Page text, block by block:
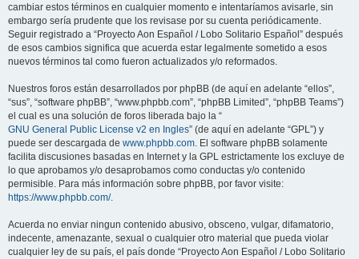
cambiar estos términos en cualquier momento e intentaríamos avisarle, sin
embargo sería prudente que los revisase por su cuenta periódicamente.
Seguir registrado a “Proyecto Aon Español / Lobo Solitario Español” después
de esos cambios significa que acuerda estar legalmente sometido a esos
nuevos términos tal como fueron actualizados y/o reformados.
Nuestros foros están desarrollados por phpBB (de aquí en adelante “ellos”,
“sus”, “software phpBB”, “www.phpbb.com”, “phpBB Limited”, “phpBB Teams”)
el cual es una solución de foros liberada bajo la “
GNU General Public License v2 en Ingles” (de aquí en adelante “GPL”) y
puede ser descargada de www.phpbb.com. El software phpBB solamente
facilita discusiones basadas en Internet y la GPL estrictamente los excluye de
lo que aprobamos y/o desaprobamos como conductas y/o contenido
permisible. Para más información sobre phpBB, por favor visite:
https://www.phpbb.com/.
Acuerda no enviar ningun contenido abusivo, obsceno, vulgar, difamatorio,
indecente, amenazante, sexual o cualquier otro material que pueda violar
cualquier ley de su país, el país donde “Proyecto Aon Español / Lobo Solitario